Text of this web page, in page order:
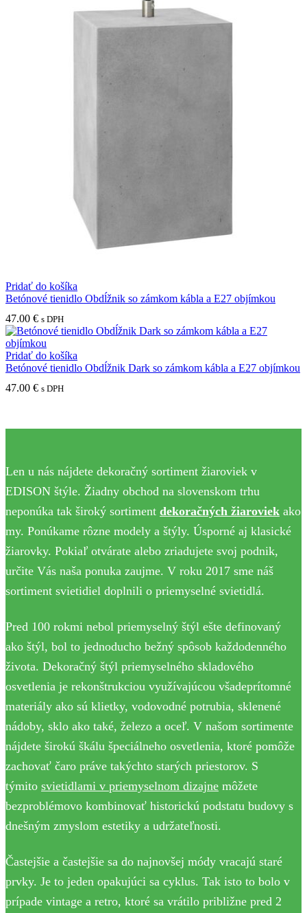
Pridať do košíka
Betónové tienidlo Obdĺžnik so zámkom kábla a E27 objímkou
47.00 € s DPH
Pridať do košíka
Betónové tienidlo Obdĺžnik Dark so zámkom kábla a E27 objímkou
47.00 € s DPH
Len u nás nájdete dekoračný sortiment žiaroviek v
EDISON štýle. Žiadny obchod na slovenskom trhu
neponúka tak široký sortiment dekoračných žiaroviek ako
my. Ponúkame rôzne modely a štýly. Úsporné aj klasické
žiarovky. Pokiaľ otvárate alebo zriadujete svoj podnik,
určite Vás naša ponuka zaujme. V roku 2017 sme náš
sortiment svietidiel doplnili o priemyselné svietidlá.
Pred 100 rokmi nebol priemyselný štýl ešte definovaný
ako štýl, bol to jednoducho bežný spôsob každodenného
života. Dekoračný štýl priemyselného skladového
osvetlenia je rekonštrukciou využívajúcou všadeprítomné
materiály ako sú klietky, vodovodné potrubia, sklenené
nádoby, sklo ako také, železo a oceľ. V našom sortimente
nájdete širokú škálu špeciálneho osvetlenia, ktoré pomôže
zachovať čaro práve takýchto starých priestorov. S
týmito svietidlami v priemyselnom dizajne môžete
bezproblémovo kombinovať historickú podstatu budovy s
dnešným zmyslom estetiky a udržateľnosti.
Častejšie a častejšie sa do najnovšej módy vracajú staré
prvky. Je to jeden opakujúci sa cyklus. Tak isto to bolo v
prípade vintage a retro, ktoré sa vrátilo približne pred 2